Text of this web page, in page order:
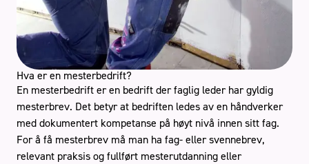
Hva er en mesterbedrift?
En mesterbedrift er en bedrift der faglig leder har gyldig
mesterbrev. Det betyr at bedriften ledes av en håndverker
med dokumentert kompetanse på høyt nivå innen sitt fag.
For å få mesterbrev må man ha fag- eller svennebrev,
relevant praksis og fullført mesterutdanning eller